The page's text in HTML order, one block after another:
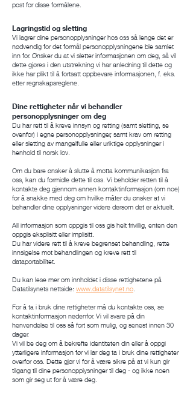
post for disse formålene.
Lagringstid og sletting
Vi lagrer dine personopplysninger hos oss så lenge det er
nødvendig for det formål personopplysningene ble samlet
inn for. Ønsker du at vi sletter informasjonen om deg, så vil
dette gjøres i den utstrekning vi har anledning til dette og
ikke har plikt til å fortsatt oppbevare informasjonen, f. eks.
etter regnskapsreglene.
Dine rettigheter når vi behandler
personopplysninger om deg
Du har rett til å kreve innsyn og retting (samt sletting, se
ovenfor) i egne personopplysninger, samt krav om retting
eller sletting av mangelfulle eller uriktige opplysninger i
henhold til norsk lov.
Om du bare ønsker å slutte å motta kommunikasjon fra
oss, kan du formidle dette til oss. Vi beholder retten til å
kontakte deg gjennom annen kontaktinformasjon (om noe)
for å snakke med deg om hvilke måter du ønsker at vi
behandler dine opplysninger videre dersom det er aktuelt.
All informasjon som oppgis til oss gis helt frivillig, enten den
oppgis eksplisitt eller implisitt.
Du har videre rett til å kreve begrenset behandling, rette
innsigelse mot behandlingen og kreve rett til
dataportabilitet.
Du kan lese mer om innholdet i disse rettighetene på
Datatilsynets nettside: www.datatilsynet.no
For å ta i bruk dine rettigheter må du kontakte oss, se
kontaktinformasjon nedenfor. Vi vil svare på din
henvendelse til oss så fort som mulig, og senest innen 30
dager.
Vi vil be deg om å bekrefte identiteten din eller å oppgi
ytterligere informasjon før vi lar deg ta i bruk dine rettigheter
overfor oss. Dette gjør vi for å være sikre på at vi kun gir
tilgang til dine personopplysninger til deg - og ikke noen
som gir seg ut for å være deg.